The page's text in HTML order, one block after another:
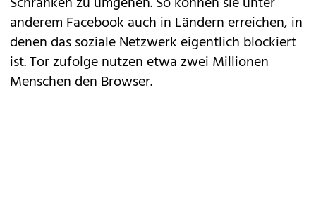
anderem Facebook auch in Ländern erreichen, in
denen das soziale Netzwerk eigentlich blockiert
ist. Tor zufolge nutzen etwa zwei Millionen
Menschen den Browser.